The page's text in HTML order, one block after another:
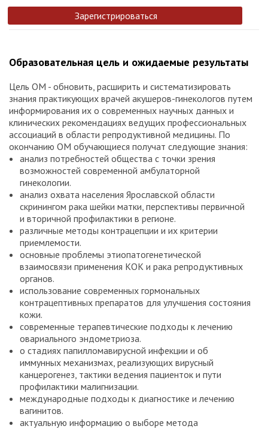
Зарегистрироваться
Образовательная цель и ожидаемые результаты
Цель ОМ - обновить, расширить и систематизировать
знания практикующих врачей акушеров-гинекологов путем
информирования их о современных научных данных и
клинических рекомендациях ведущих профессиональных
ассоциаций в области репродуктивной медицины. По
окончанию ОМ обучающиеся получат следующие знания:
анализ потребностей общества с точки зрения
возможностей современной амбулаторной
гинекологии.
анализ охвата населения Ярославской области
скринингом рака шейки матки, перспективы первичной
и вторичной профилактики в регионе.
различные методы контрацепции и их критерии
приемлемости.
основные проблемы этиопатогенетической
взаимосвязи применения КОК и рака репродуктивных
органов.
использование современных гормональных
контрацептивных препаратов для улучшения состояния
кожи.
современные терапевтические подходы к лечению
овариального эндометриоза.
о стадиях папилломавирусной инфекции и об
иммунных механизмах, реализующих вирусный
канцерогенез, тактики ведения пациенток и пути
профилактики малигнизации.
международные подходы к диагностике и лечению
вагинитов.
актуальную информацию о выборе метода